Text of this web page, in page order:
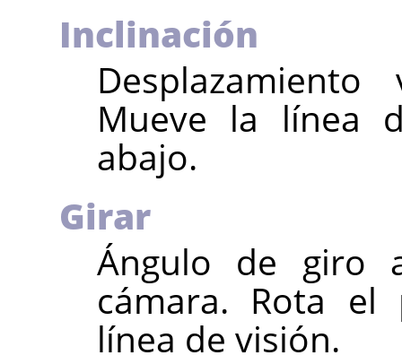
Inclinación
Mueve la línea
abajo.
Girar
Ángulo de giro
cámara. Rota
línea de visión.